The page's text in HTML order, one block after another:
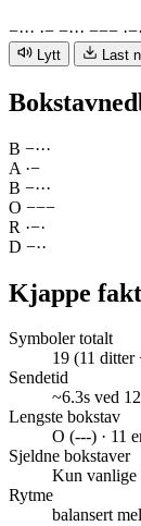
−··· ·− −··· −−− ·−·
Lytt Last
B −···
A ·−
B −···
O −−−
R ·−·
D −··
Kjappe
Symboler totalt
19 (11 ditter
Sendetid
~6.3s ved
Lengste bokstav
O (---) · 11
Sjeldne bokstaver
Kun vanlige
Rytme
balansert